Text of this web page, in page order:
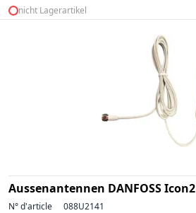
nicht Lagerartikel
Aussenantennen DANFOSS Icon2
N° d'article 088U2141